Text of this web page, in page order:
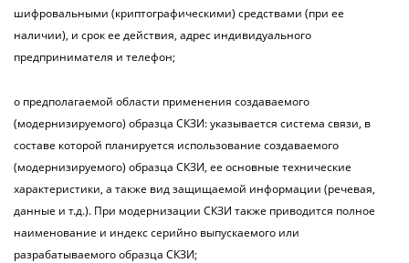
шифровальными (криптографическими) средствами (при ее
наличии), и срок ее действия, адрес индивидуального
предпринимателя и телефон;
о предполагаемой области применения создаваемого
(модернизируемого) образца СКЗИ: указывается система связи, в
составе которой планируется использование создаваемого
(модернизируемого) образца СКЗИ, ее основные технические
характеристики, а также вид защищаемой информации (речевая,
данные и т.д.). При модернизации СКЗИ также приводится полное
наименование и индекс серийно выпускаемого или
разрабатываемого образца СКЗИ;